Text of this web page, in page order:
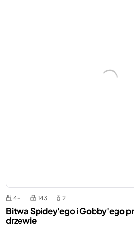
4+ 143 2
Bitwa Spidey'ego i Gobby'ego
drzewie